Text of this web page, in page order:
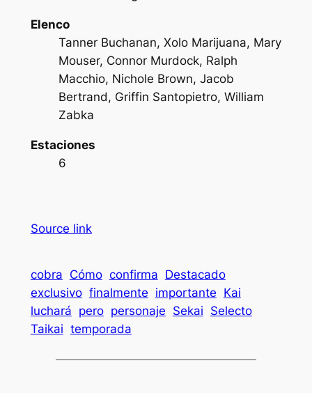
Elenco
Tanner Buchanan, Xolo Marijuana, Mary
Mouser, Connor Murdock, Ralph
Macchio, Nichole Brown, Jacob
Bertrand, Griffin Santopietro, William
Zabka
Estaciones
6
Source link
cobra Cómo confirma Destacado
exclusivo finalmente importante Kai
luchará pero personaje Sekai Selecto
Taikai temporada